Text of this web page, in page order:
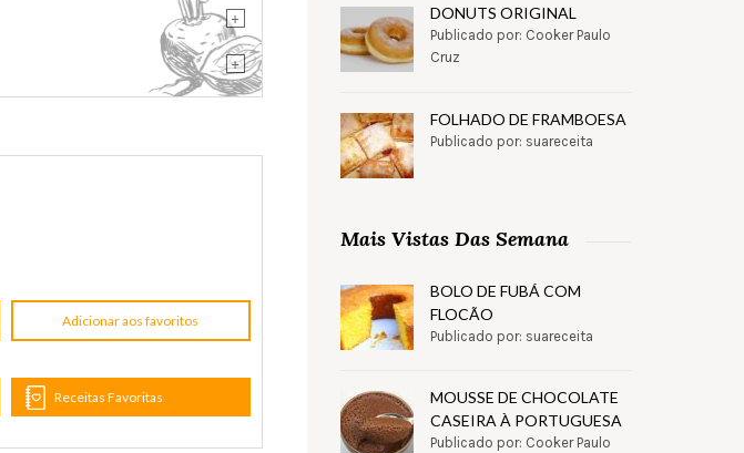
+
+
Adicionar aos favoritos
Receitas Favoritas
DONUTS ORIGINAL
Publicado por: Cooker Paulo
Cruz
FOLHADO DE FRAMBOESA
Publicado por: suareceita
Mais Vistas Das Semana
BOLO DE FUBÁ COM
FLOCÃO
Publicado por: suareceita
MOUSSE DE CHOCOLATE
CASEIRA À PORTUGUESA
Publicado por: Cooker Paulo